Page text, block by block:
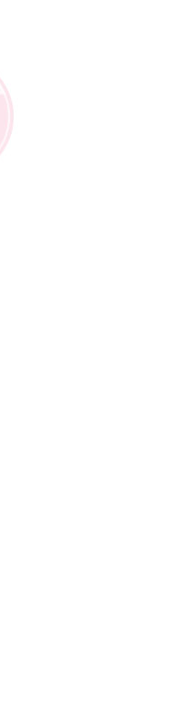
況，依本公司
公司將視審查
意使用之情
採取法律行